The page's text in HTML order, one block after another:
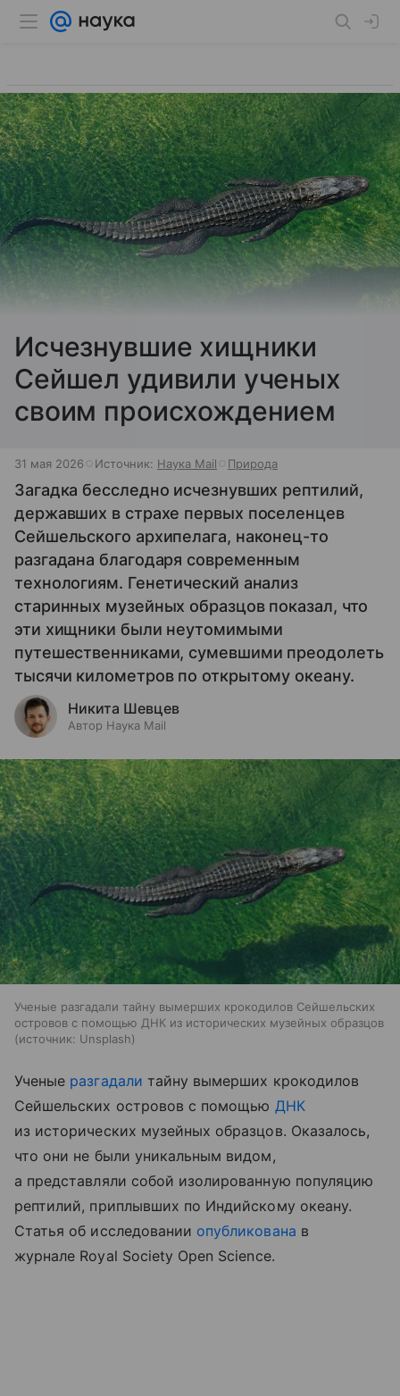
Исчезнувшие хищники
Сейшел удивили ученых
своим происхождением
31 мая 2026 Источник: Наука Mail Природа
Загадка бесследно исчезнувших рептилий,
державших в страхе первых поселенцев
Сейшельского архипелага, наконец-то
разгадана благодаря современным
технологиям. Генетический анализ
старинных музейных образцов показал, что
эти хищники были неутомимыми
путешественниками, сумевшими преодолеть
тысячи километров по открытому океану.
Никита Шевцев
Автор Наука Mail
Ученые разгадали тайну вымерших крокодилов Сейшельских
островов с помощью ДНК из исторических музейных образцов
источник: Unsplash
Ученые разгадали тайну вымерших крокодилов
Сейшельских островов с помощью ДНК
из исторических музейных образцов. Оказалось,
что они не были уникальным видом,
а представляли собой изолированную популяцию
рептилий, приплывших по Индийскому океану.
Статья об исследовании опубликована в
журнале Royal Society Open Science.